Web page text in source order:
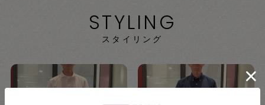
STYLING
スタイリング